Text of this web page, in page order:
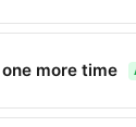
one more time